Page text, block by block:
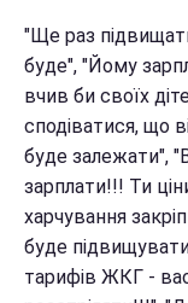
"Ще раз
буде", "Йому
вчив би своїх
сподіватися, що
буде залежати",
зарплати!!! Ти
харчування
буде
тарифів ЖКГ -